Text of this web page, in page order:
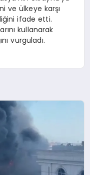
ve ülkeye karşı
ifade etti.
kullanarak
vurguladı.